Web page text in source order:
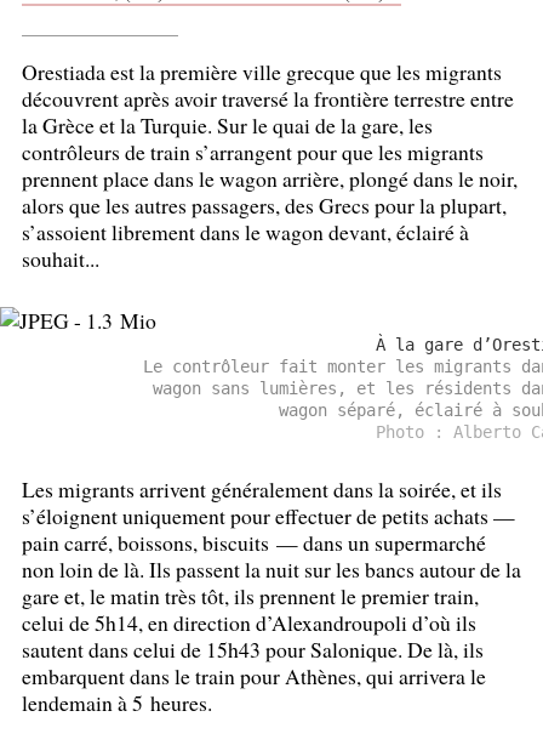
Orestiada est la première ville grecque que les migrants
découvrent après avoir traversé la frontière terrestre entre
la Grèce et la Turquie. Sur le quai de la gare, les
contrôleurs de train s’arrangent pour que les migrants
prennent place dans le wagon arrière, plongé dans le noir,
alors que les autres passagers, des Grecs pour la plupart,
s’assoient librement dans le wagon devant, éclairé à
souhait...
À la gare
Le contrôleur fait monter les migrants
wagon sans lumières, et les résidents
wagon séparé, éclairé à
Photo : Alberto
Les migrants arrivent généralement dans la soirée, et ils
s’éloignent uniquement pour effectuer de petits achats —
pain carré, boissons, biscuits — dans un supermarché
non loin de là. Ils passent la nuit sur les bancs autour de la
gare et, le matin très tôt, ils prennent le premier train,
celui de 5h14, en direction d’Alexandroupoli d’où ils
sautent dans celui de 15h43 pour Salonique. De là, ils
embarquent dans le train pour Athènes, qui arrivera le
lendemain à 5 heures.